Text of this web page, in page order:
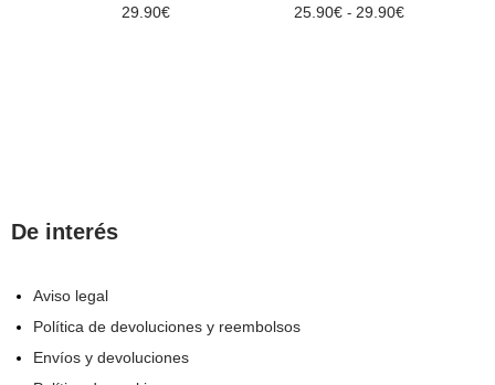
29.90€ 25.90€ - 29.90€
De interés
Aviso legal
Política de devoluciones y reembolsos
Envíos y devoluciones